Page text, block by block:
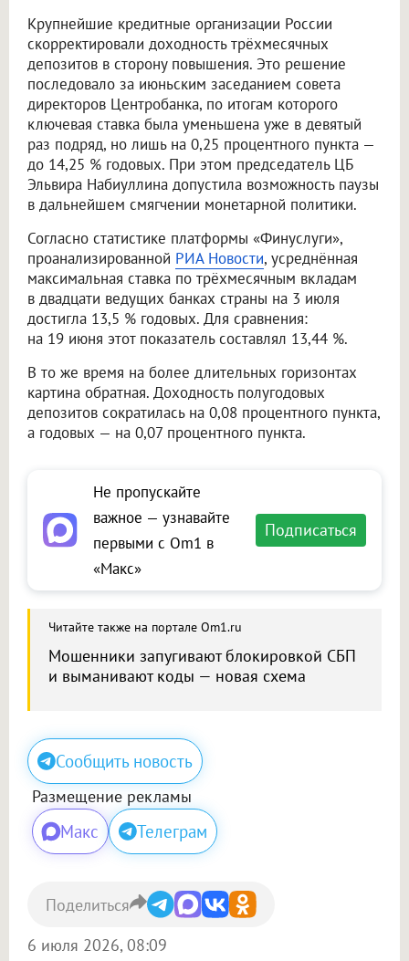
Крупнейшие кредитные организации России
скорректировали доходность трёхмесячных
депозитов в сторону повышения. Это решение
последовало за июньским заседанием совета
директоров Центробанка, по итогам которого
ключевая ставка была уменьшена уже в девятый
раз подряд, но лишь на 0,25 процентного пункта —
до 14,25 % годовых. При этом председатель ЦБ
Эльвира Набиуллина допустила возможность паузы
в дальнейшем смягчении монетарной политики.
Согласно статистике платформы «Финуслуги»,
проанализированной РИА Новости, усреднённая
максимальная ставка по трёхмесячным вкладам
в двадцати ведущих банках страны на 3 июля
достигла 13,5 % годовых. Для сравнения:
на 19 июня этот показатель составлял 13,44 %.
В то же время на более длительных горизонтах
картина обратная. Доходность полугодовых
депозитов сократилась на 0,08 процентного пункта,
а годовых — на 0,07 процентного пункта.
Не пропускайте
важное — узнавайте
первыми с Om1 в
«Макс»
Подписаться
Читайте также на портале Om1.ru
Мошенники запугивают блокировкой СБП
и выманивают коды — новая схема
Сообщить новость
Размещение рекламы
Макс Телеграм
6 июля 2026, 08:09
Поделиться